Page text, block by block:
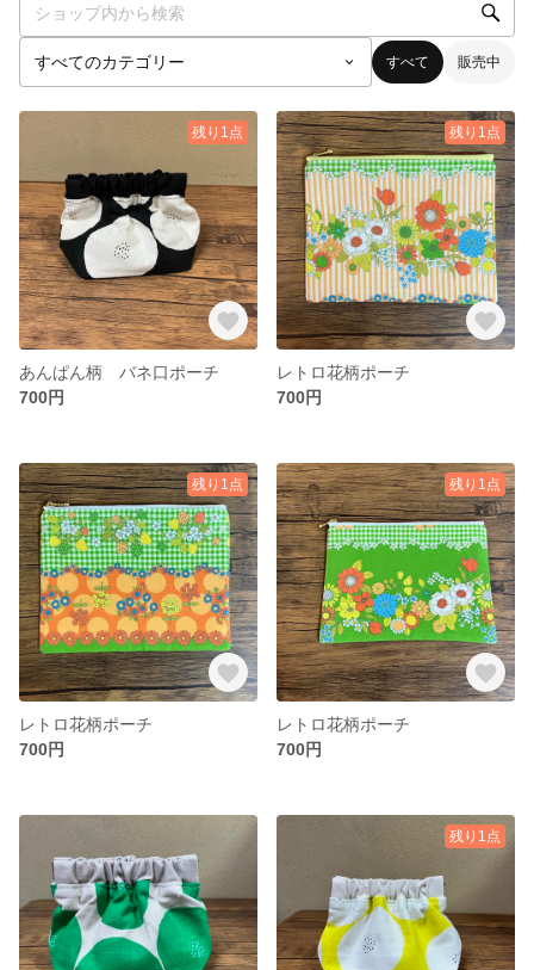
すべて 販売中
残り1点
あんぱん柄 バネ口ポーチ
700円
残り1点
レトロ花柄ポーチ
700円
残り1点
レトロ花柄ポーチ
700円
残り1点
レトロ花柄ポーチ
700円
残り1点